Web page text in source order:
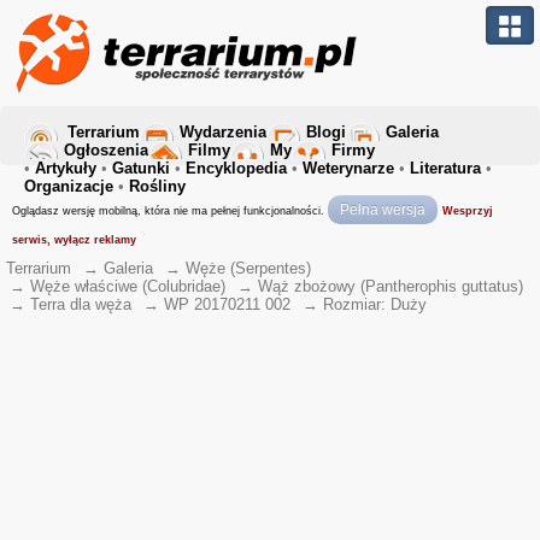
Terrarium Wydarzenia Blogi
Galeria
Ogłoszenia
Filmy My
Firmy
• Artykuły • Gatunki • Encyklopedia• Weterynarze • Literatura•
Organizacje • Rośliny
Oglądasz wersję mobilną, która nie ma pełnej funkcjonalności. Pełna wersja Wesprzyj
serwis, wyłącz reklamy
Terrarium → Galeria → Węże (Serpentes)
→ Węże właściwe (Colubridae) → Wąż zbożowy (Pantherophis guttatus)
→ Terra dla węża → WP 20170211 002 → Rozmiar: Duży